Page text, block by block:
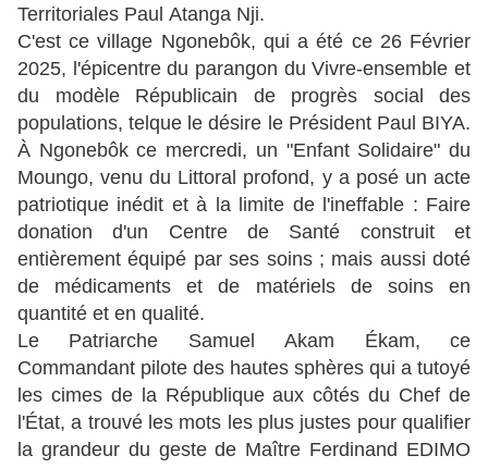
Territoriales Paul Atanga Nji.
C'est ce village Ngonebôk, qui a été ce 26 Février
2025, l'épicentre du parangon du Vivre-ensemble et
du modèle Républicain de progrès social des
populations, telque le désire le Président Paul BIYA.
À Ngonebôk ce mercredi, un "Enfant Solidaire" du
Moungo, venu du Littoral profond, y a posé un acte
patriotique inédit et à la limite de l'ineffable : Faire
donation d'un Centre de Santé construit et
entièrement équipé par ses soins ; mais aussi doté
de médicaments et de matériels de soins en
quantité et en qualité.
Le Patriarche Samuel Akam Ékam, ce
Commandant pilote des hautes sphères qui a tutoyé
les cimes de la République aux côtés du Chef de
l'État, a trouvé les mots les plus justes pour qualifier
la grandeur du geste de Maître Ferdinand EDIMO